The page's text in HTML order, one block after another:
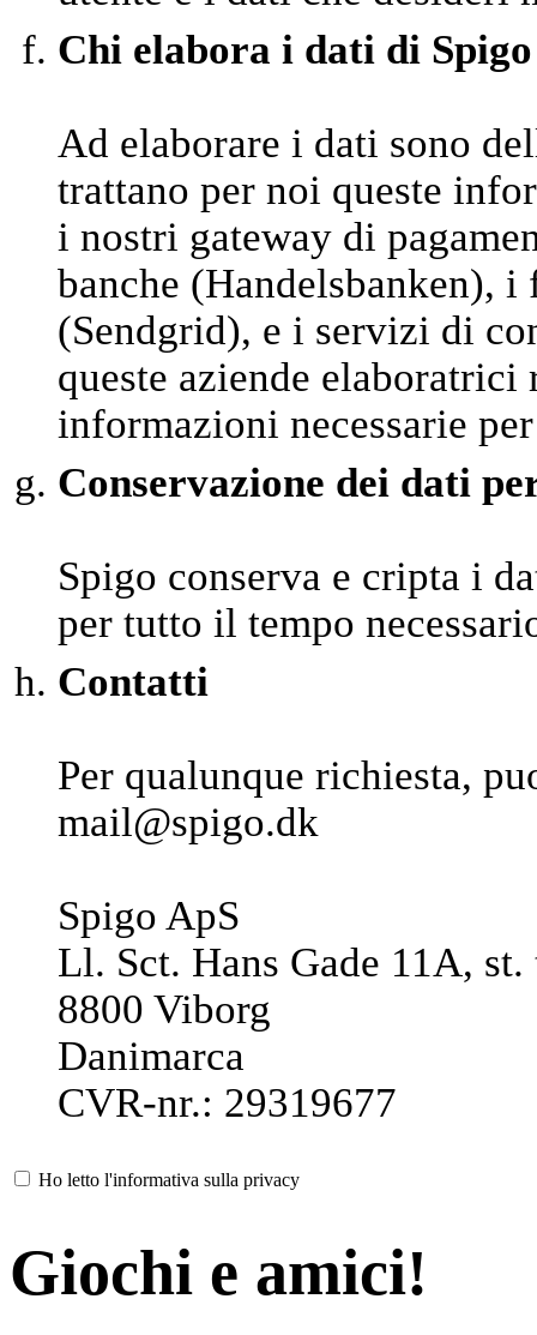
Chi elabora i dati di Spigo
Ad elaborare i dati sono
trattano per noi queste
i nostri gateway di
banche (Handelsbanken),
(Sendgrid), e i servizi di
queste aziende
informazioni necessarie
Conservazione dei dati
Spigo conserva e cripta i
per tutto il tempo
Contatti
Per qualunque richiesta,
mail@spigo.dk
Spigo ApS
Ll. Sct. Hans Gade 11A, st.
8800 Viborg
Danimarca
CVR-nr.: 29319677
Ho letto l'informativa sulla privacy
Giochi e amici!